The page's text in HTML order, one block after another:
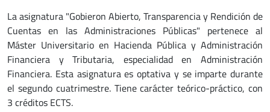
La asignatura "Gobieron Abierto, Transparencia y Rendición de
Cuentas en las Administraciones Públicas" pertenece al
Máster Universitario en Hacienda Pública y Administración
Financiera y Tributaria, especialidad en Administración
Financiera. Esta asignatura es optativa y se imparte durante
el segundo cuatrimestre. Tiene carácter teórico-práctico, con
3 créditos ECTS.